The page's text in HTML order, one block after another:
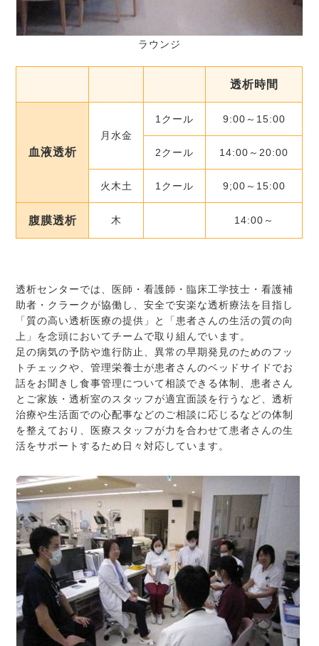
透析時間
血液透析
月水金
1クール 9:00～15:00
2クール 14:00～20:00
火木土 1クール 9;00～15:00
腹膜透析 木 14:00～
ラウンジ
透析センターでは、医師・看護師・臨床工学技士・看護補
助者・クラークが協働し、安全で安楽な透析療法を目指し
「質の高い透析医療の提供」と「患者さんの生活の質の向
上」を念頭においてチームで取り組んでいます。
足の病気の予防や進行防止、異常の早期発見のためのフッ
トチェックや、管理栄養士が患者さんのベッドサイドでお
話をお聞きし食事管理について相談できる体制、患者さん
とご家族・透析室のスタッフが適宜面談を行うなど、透析
治療や生活面での心配事などのご相談に応じるなどの体制
を整えており、医療スタッフが力を合わせて患者さんの生
活をサポートするため日々対応しています。